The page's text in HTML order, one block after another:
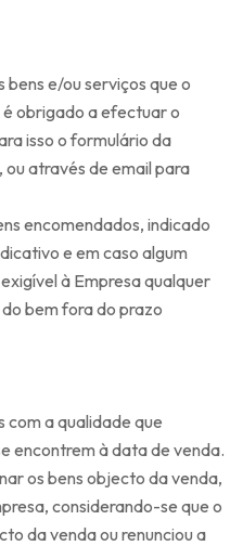
bens e/ou serviços que o
obrigado a efectuar o
isso o formulário da
ou através de email para
encomendados, indicado
e em caso algum
à Empresa qualquer
bem fora do prazo
com a qualidade que
encontrem à data de venda.
os bens objecto da venda,
considerando-se que o
da venda ou renunciou a